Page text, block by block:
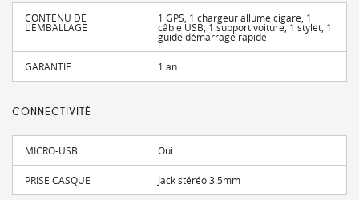
CONTENU DE
L'EMBALLAGE
1 GPS, 1 chargeur allume cigare, 1
câble USB, 1 support voiture, 1 stylet, 1
guide démarrage rapide
GARANTIE 1 an
CONNECTIVITÉ
MICRO-USB Oui
PRISE CASQUE Jack stéréo 3.5mm